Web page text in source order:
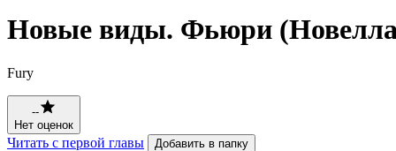
Новые виды. Фьюри
Fury
--
Нет оценок
Читать с первой главы Добавить в папку